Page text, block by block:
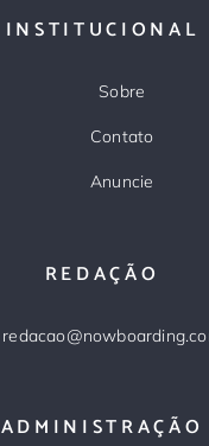
INSTITUCIONAL
Sobre
Contato
Anuncie
REDAÇÃO
ADMINISTRAÇÃO